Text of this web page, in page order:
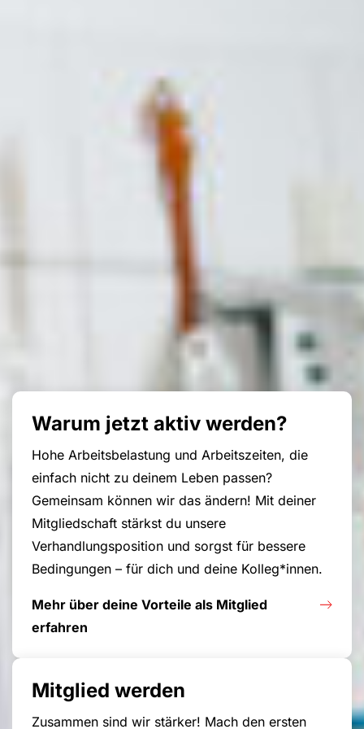
Warum jetzt aktiv werden?
Hohe Arbeitsbelastung und Arbeitszeiten, die
einfach nicht zu deinem Leben passen?
Gemeinsam können wir das ändern! Mit deiner
Mitgliedschaft stärkst du unsere
Verhandlungsposition und sorgst für bessere
Bedingungen – für dich und deine Kolleg*innen.
Mehr über deine Vorteile als Mitglied
erfahren
Mitglied werden
Zusammen sind wir stärker! Mach den ersten